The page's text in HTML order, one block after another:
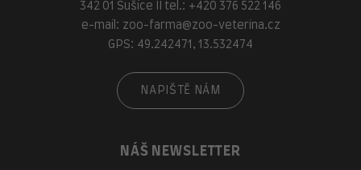
342 01 Sušice II tel.: +420 376 522 146
e-mail: zoo-farma@zoo-veterina.cz
GPS: 49.242471, 13.532474
NAPIŠTĚ NÁM
NÁŠ NEWSLETTER